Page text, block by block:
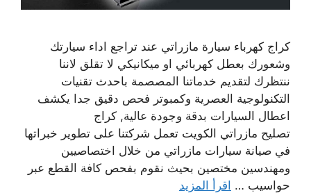
كراج كهرباء سيارة مازراتي عند تراجع اداء سيارتك
وشعورك بعطل كهربائي او ميكانيكي لا تقلق لاننا
ننتظرك لتقديم خدماتنا المصصمة باحدث تقنيات
التكنولوجية العصرية وكمبوتر فحص دقيق جدا يكشف
اعطال السيارات بدقة وجودة عالية, كراج
تصليح مازراتي الكويت تعمل شركتنا على تطوير خبراتها
في صيانة سيارات مازراتي من خلال اختصاصيين
ومهندسين مختصين بحيث نقوم بفحص كافة القطع عبر
حواسيب … اقرأ المزيد